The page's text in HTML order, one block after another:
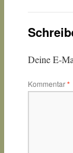
Deine E-
Kommentar*